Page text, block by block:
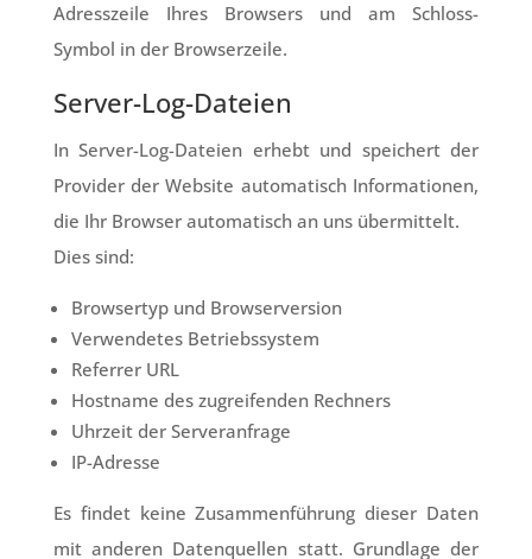
Adresszeile Ihres Browsers und am Schloss-
Symbol in der Browserzeile.
Server-Log-Dateien
In Server-Log-Dateien erhebt und speichert der
Provider der Website automatisch Informationen,
die Ihr Browser automatisch an uns übermittelt.
Dies sind:
Browsertyp und Browserversion
Verwendetes Betriebssystem
Referrer URL
Hostname des zugreifenden Rechners
Uhrzeit der Serveranfrage
IP-Adresse
Es findet keine Zusammenführung dieser Daten
mit anderen Datenquellen statt. Grundlage der